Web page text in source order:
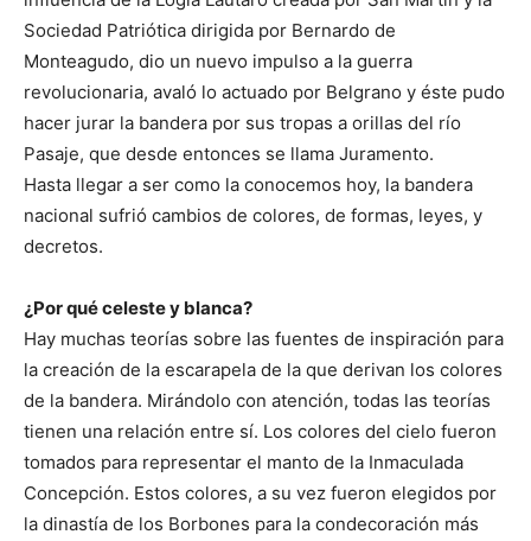
Sociedad Patriótica dirigida por Bernardo de
Monteagudo, dio un nuevo impulso a la guerra
revolucionaria, avaló lo actuado por Belgrano y éste pudo
hacer jurar la bandera por sus tropas a orillas del río
Pasaje, que desde entonces se llama Juramento.
Hasta llegar a ser como la conocemos hoy, la bandera
nacional sufrió cambios de colores, de formas, leyes, y
decretos.
¿Por qué celeste y blanca?
Hay muchas teorías sobre las fuentes de inspiración para
la creación de la escarapela de la que derivan los colores
de la bandera. Mirándolo con atención, todas las teorías
tienen una relación entre sí. Los colores del cielo fueron
tomados para representar el manto de la Inmaculada
Concepción. Estos colores, a su vez fueron elegidos por
la dinastía de los Borbones para la condecoración más